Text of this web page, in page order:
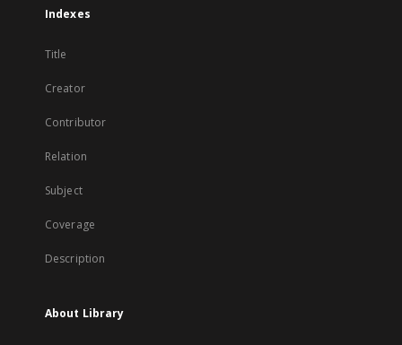
Indexes
Title
Creator
Contributor
Relation
Subject
Coverage
Description
About Library